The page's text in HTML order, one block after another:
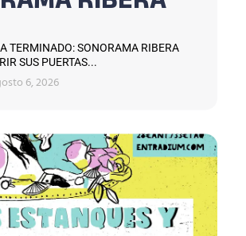
TERMINADO: SONORAMA RIBERA
SUS PUERTAS...
6, 2026